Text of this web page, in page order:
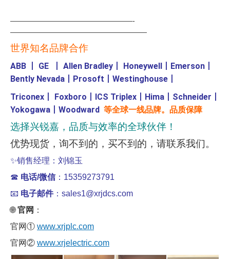
—————————————————-
———————————————————
世界知名品牌合作
ABB GE Allen Bradley Honeywell Emerson
Bently Nevada
Prosoft Westinghouse
Triconex
Foxboro ICS Triplex Hima Schneider
Yokogawa
Woodward 等全球一线品牌。品质保障
选择兴锐嘉，品质与效率的全球伙伴！
优势现货，询不到的，买不到的，请联系我们。
✨销售经理：刘锦玉
☎ 电话/微信：15359273791
📧 电子邮件：sales1@xrjdcs.com
🌐官网 ：
官网① www.xrjplc.com
官网② www.xrjelectric.com